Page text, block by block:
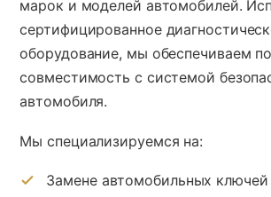
марок и моделей автомобилей.
сертифицированное
оборудование, мы обеспечиваем
совместимость с системой
автомобиля.
Мы специализируемся на:
Замене автомобильных ключей